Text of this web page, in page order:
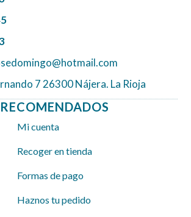
7 26300 Nájera. La Rioja
RECOMENDADOS
Mi cuenta
Recoger en tienda
Formas de pago
Haznos tu pedido